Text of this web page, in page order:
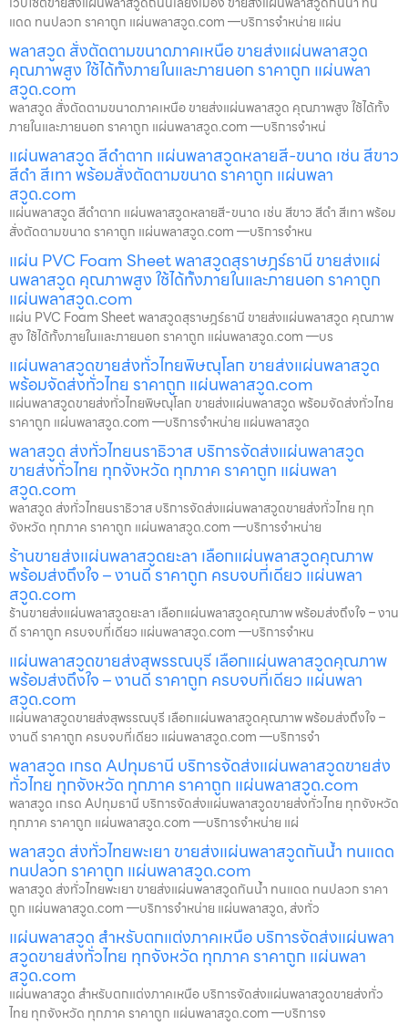
แดด ทนปลวก ราคาถูก แผ่นพลาสวูด.com —บริการจำหน่าย แผ่น
พลาสวูด สั่งตัดตามขนาดภาคเหนือ ขายส่งแผ่นพลาสวูด
คุณภาพสูง ใช้ได้ทั้งภายในและภายนอก ราคาถูก แผ่นพลา
สวูด.com
พลาสวูด สั่งตัดตามขนาดภาคเหนือ ขายส่งแผ่นพลาสวูด คุณภาพสูง ใช้ได้ทั้ง
ภายในและภายนอก ราคาถูก แผ่นพลาสวูด.com —บริการจำหน่
แผ่นพลาสวูด สีดำตาก แผ่นพลาสวูดหลายสี-ขนาด เช่น สีขาว
สีดำ สีเทา พร้อมสั่งตัดตามขนาด ราคาถูก แผ่นพลา
สวูด.com
แผ่นพลาสวูด สีดำตาก แผ่นพลาสวูดหลายสี-ขนาด เช่น สีขาว สีดำ สีเทา พร้อม
สั่งตัดตามขนาด ราคาถูก แผ่นพลาสวูด.com —บริการจำหน
แผ่น PVC Foam Sheet พลาสวูดสุราษฎร์ธานี ขายส่งแผ่
นพลาสวูด คุณภาพสูง ใช้ได้ทั้งภายในและภายนอก ราคาถูก
แผ่นพลาสวูด.com
แผ่น PVC Foam Sheet พลาสวูดสุราษฎร์ธานี ขายส่งแผ่นพลาสวูด คุณภาพ
สูง ใช้ได้ทั้งภายในและภายนอก ราคาถูก แผ่นพลาสวูด.com —บร
แผ่นพลาสวูดขายส่งทั่วไทยพิษณุโลก ขายส่งแผ่นพลาสวูด
พร้อมจัดส่งทั่วไทย ราคาถูก แผ่นพลาสวูด.com
แผ่นพลาสวูดขายส่งทั่วไทยพิษณุโลก ขายส่งแผ่นพลาสวูด พร้อมจัดส่งทั่วไทย
ราคาถูก แผ่นพลาสวูด.com —บริการจำหน่าย แผ่นพลาสวูด
พลาสวูด ส่งทั่วไทยนราธิวาส บริการจัดส่งแผ่นพลาสวูด
ขายส่งทั่วไทย ทุกจังหวัด ทุกภาค ราคาถูก แผ่นพลา
สวูด.com
พลาสวูด ส่งทั่วไทยนราธิวาส บริการจัดส่งแผ่นพลาสวูดขายส่งทั่วไทย ทุก
จังหวัด ทุกภาค ราคาถูก แผ่นพลาสวูด.com —บริการจำหน่าย
ร้านขายส่งแผ่นพลาสวูดยะลา เลือกแผ่นพลาสวูดคุณภาพ
พร้อมส่งถึงใจ – งานดี ราคาถูก ครบจบที่เดียว แผ่นพลา
สวูด.com
ร้านขายส่งแผ่นพลาสวูดยะลา เลือกแผ่นพลาสวูดคุณภาพ พร้อมส่งถึงใจ – งาน
ดี ราคาถูก ครบจบที่เดียว แผ่นพลาสวูด.com —บริการจำหน
แผ่นพลาสวูดขายส่งสุพรรณบุรี เลือกแผ่นพลาสวูดคุณภาพ
พร้อมส่งถึงใจ – งานดี ราคาถูก ครบจบที่เดียว แผ่นพลา
สวูด.com
แผ่นพลาสวูดขายส่งสุพรรณบุรี เลือกแผ่นพลาสวูดคุณภาพ พร้อมส่งถึงใจ –
งานดี ราคาถูก ครบจบที่เดียว แผ่นพลาสวูด.com —บริการจำ
พลาสวูด เกรด Aปทุมธานี บริการจัดส่งแผ่นพลาสวูดขายส่ง
ทั่วไทย ทุกจังหวัด ทุกภาค ราคาถูก แผ่นพลาสวูด.com
พลาสวูด เกรด Aปทุมธานี บริการจัดส่งแผ่นพลาสวูดขายส่งทั่วไทย ทุกจังหวัด
ทุกภาค ราคาถูก แผ่นพลาสวูด.com —บริการจำหน่าย แผ่
พลาสวูด ส่งทั่วไทยพะเยา ขายส่งแผ่นพลาสวูดกันน้ำ ทนแดด
ทนปลวก ราคาถูก แผ่นพลาสวูด.com
พลาสวูด ส่งทั่วไทยพะเยา ขายส่งแผ่นพลาสวูดกันน้ำ ทนแดด ทนปลวก ราคา
ถูก แผ่นพลาสวูด.com —บริการจำหน่าย แผ่นพลาสวูด, ส่งทั่ว
แผ่นพลาสวูด สำหรับตกแต่งภาคเหนือ บริการจัดส่งแผ่นพลา
สวูดขายส่งทั่วไทย ทุกจังหวัด ทุกภาค ราคาถูก แผ่นพลา
สวูด.com
แผ่นพลาสวูด สำหรับตกแต่งภาคเหนือ บริการจัดส่งแผ่นพลาสวูดขายส่งทั่ว
ไทย ทุกจังหวัด ทุกภาค ราคาถูก แผ่นพลาสวูด.com —บริการจ